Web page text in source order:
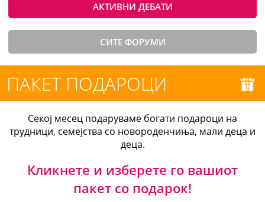
АКТИВНИ ДЕБАТИ
СИТЕ ФОРУМИ
ПАКЕТ ПОДАРОЦИ
Секој месец подаруваме богати подароци на
трудници, семејства со новороденчиња, мали деца и
деца.
Кликнете и изберете го вашиот
пакет со подарок!